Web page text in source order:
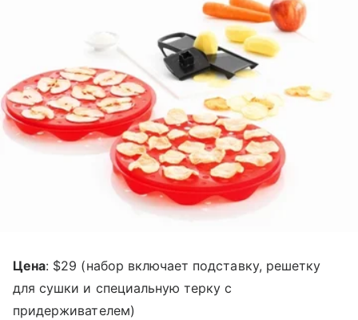
Цена: $29 (набор включает подставку, решетку
для сушки и специальную терку с
придерживателем)